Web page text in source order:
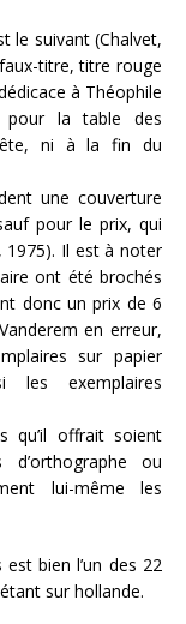
le suivant (Chalvet,
titre, titre rouge
à Théophile
pour la table des
ni à la fin du
une couverture
pour le prix, qui
1975). Il est à noter
ont été brochés
donc un prix de 6
en erreur,
sur papier
les exemplaires
qu’il offrait soient
ou
lui-même les
est bien l’un des 22
sur hollande.